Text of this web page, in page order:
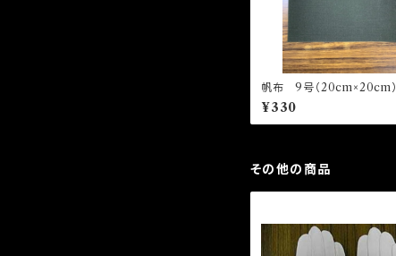
帆布 9号（20cm×20cm）
¥330
その他の商品